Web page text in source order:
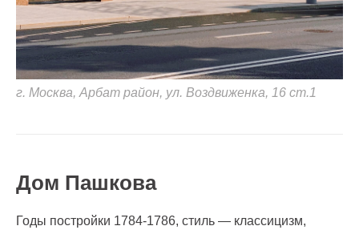
г. Москва, ​Арбат район, ул. Воздвиженка, 16 ст.1
Дом Пашкова
Годы постройки 1784-1786, стиль — классицизм,